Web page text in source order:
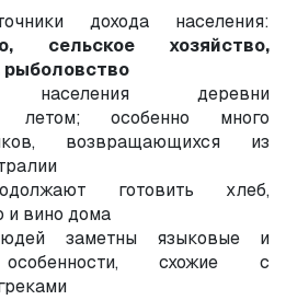
сельское хозяйство,
рыболовство
населения деревни
летом; особенно много
возвращающихся из
готовить хлеб,
и вино дома
заметны языковые и
схожие с